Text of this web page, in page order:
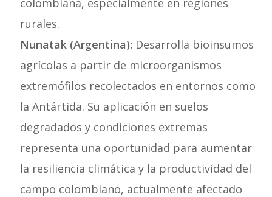
rurales.
Nunatak (Argentina): Desarrolla bioinsumos
agrícolas a partir de microorganismos
extremófilos recolectados en entornos como
la Antártida. Su aplicación en suelos
degradados y condiciones extremas
representa una oportunidad para aumentar
la resiliencia climática y la productividad del
campo colombiano, actualmente afectado